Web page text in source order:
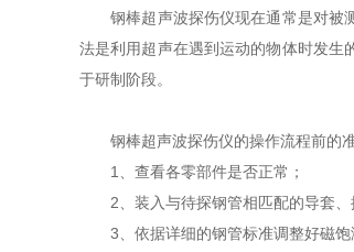
钢棒超声波探伤仪现在通常是对被测
法是利用超声在遇到运动的物体时发生
于研制阶段。
钢棒超声波探伤仪的操作流程前的准
1、查看各零部件是否正常；
2、装入与待探钢管相匹配的导套、
3、依据详细的钢管标准调整好磁饱